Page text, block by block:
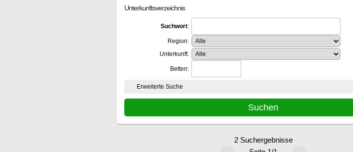
Unterkunftsverzeichnis
Suchwort:
Region:
Unterkunft:
Betten:
Erweiterte Suche
2 Suchergebnisse